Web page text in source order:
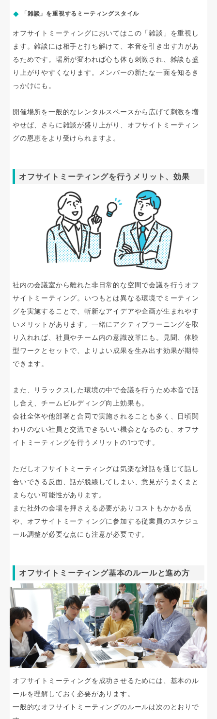
「雑談」を重視するミーティングスタイル
オフサイトミーティングにおいてはこの「雑談」を重視し
ます。雑談には相手と打ち解けて、本音を引き出す力があ
るためです。場所が変われば心も体も刺激され、雑談も盛
り上がりやすくなります。メンバーの新たな一面を知るき
っかけにも。
開催場所を一般的なレンタルスペースから広げて刺激を増
やせば、さらに雑談が盛り上がり、オフサイトミーティン
グの恩恵をより受けられますよ。
オフサイトミーティングを行うメリット、効果
社内の会議室から離れた非日常的な空間で会議を行うオフ
サイトミーティング。いつもとは異なる環境でミーティン
グを実施することで、斬新なアイデアや企画が生まれやす
いメリットがあります。一緒にアクティブラーニングを取
り入れれば、社員やチーム内の意識改革にも。見聞、体験
型ワークとセットで、よりよい成果を生み出す効果が期待
できます。
また、リラックスした環境の中で会議を行うため本音で話
し合え、チームビルディング向上効果も。
会社全体や他部署と合同で実施されることも多く、日頃関
わりのない社員と交流できるいい機会となるのも、オフサ
イトミーティングを行うメリットの1つです。
ただしオフサイトミーティングは気楽な対話を通じて話し
合いできる反面、話が脱線してしまい、意見がうまくまと
まらない可能性があります。
また社外の会場を押さえる必要がありコストもかかる点
や、オフサイトミーティングに参加する従業員のスケジュ
ール調整が必要な点にも注意が必要です。
オフサイトミーティング基本のルールと進め方
オフサイトミーティングを成功させるためには、基本のル
ールを理解しておく必要があります。
一般的なオフサイトミーティングのルールは次のとおりで